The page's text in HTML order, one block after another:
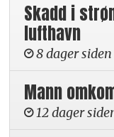
Skadd i
lufthavn
8 dager siden
Mann
12 dager